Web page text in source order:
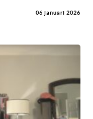
06 januari 2026